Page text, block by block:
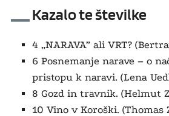
Kazalo te številke
4 „NARAVA” ali VRT?
6 Posnemanje narave – o
pristopu k naravi. (Lena
8 Gozd in travnik. (Helmut
10 Vino v Koroški. (Thomas